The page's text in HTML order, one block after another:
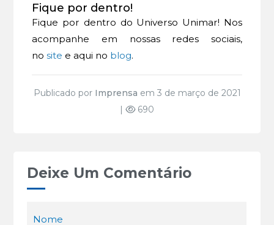
Fique por dentro!
Fique por dentro do Universo Unimar! Nos
acompanhe em nossas redes sociais,
nosite e aqui no blog.
Publicado por Imprensa em 3 de março de 2021
690
Deixe Um Comentário